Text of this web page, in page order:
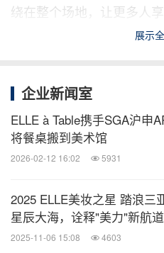
绕在整个场地，让更多人
DECORATION家居廊》 也
Occhio一同踏上新的追光之
酒类特别支持：澳洲袋鼠
士半甜白葡萄酒、法国3H
饮用水类特别支持：意大
展示
企业新闻室
ELLE à Table携手SGA沪申
将餐桌搬到美术馆
2026-02-12 16:02 5931
2025 ELLE美妆之星 踏浪三
星辰大海，诠释"美力"新航道
2025-11-06 15:08 4603